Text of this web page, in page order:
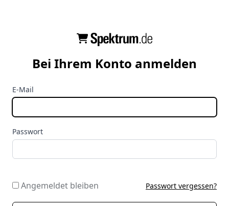
Bei Ihrem Konto anmelden
E-Mail
Passwort
Angemeldet bleiben Passwort vergessen?